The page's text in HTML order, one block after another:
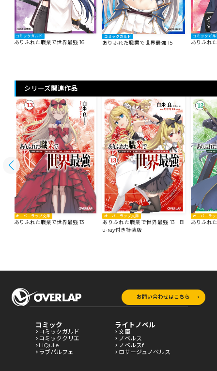
コミックガルド
ありふれた職業で世界最強 16
コミックガルド
ありふれた職業で世界最強 15
コミックガル
ありふれ
シリーズ関連作品
オーバーラップ文庫
ありふれた職業で世界最強 13
オーバーラップ文庫
ありふれた職業で世界最強 13 Bl
u-ray付き特装版
オーバーラッ
ありふれ
お問い合わせはこちら
コミック
コミックガルド
コミッククリエ
LiQulle
ラブパルフェ
ライトノベル
文庫
ノベルス
ノベルスf
ロサージュノベルス